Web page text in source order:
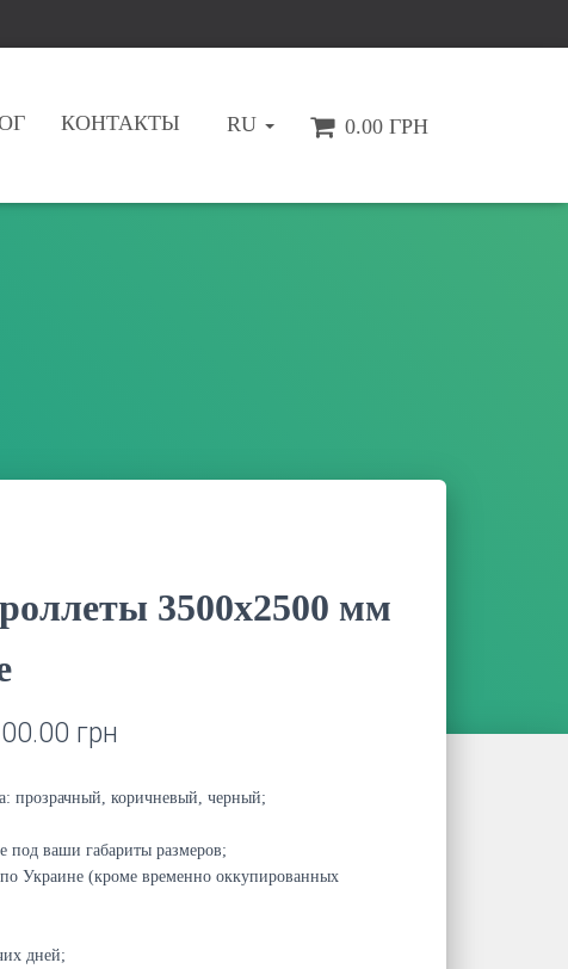
КОНТАКТЫ RU 0.00 ГРН
3500х2500 мм
грн
прозрачный, коричневый, черный;
под ваши габариты размеров;
Украине (кроме временно оккупированных
дней;